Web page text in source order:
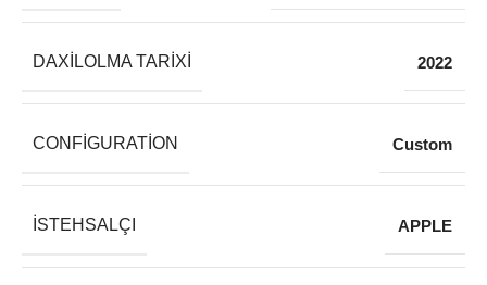
DAXILOLMA TARIXI 2022
CONFIGURATION Custom
İSTEHSALÇI APPLE